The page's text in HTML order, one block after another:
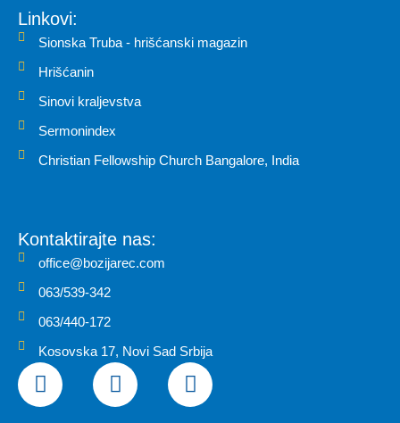
Linkovi:
Sionska Truba - hrišćanski magazin
Hrišćanin
Sinovi kraljevstva
Sermonindex
Christian Fellowship Church Bangalore, India
Kontaktirajte nas:
office@bozijarec.com
063/539-342
063/440-172
Kosovska 17, Novi Sad Srbija
F
a
I
n
Y
o